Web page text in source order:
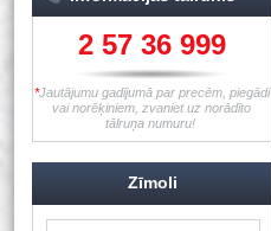
2 57 36 999
*Jautājumu gadījumā par precēm, piegādi
vai norēķiniem, zvaniet uz norādīto
tālruņa numuru!
Zīmoli